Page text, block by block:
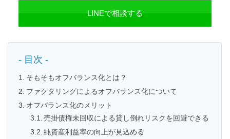
LINEで相談する
- 目次 -
そもそもオフバランス化とは？
ファクタリングによるオフバランス化について
オフバランス化のメリット
売掛債権未回収による貸し倒れリスクを回避できる
純資産利益率の向上が見込める